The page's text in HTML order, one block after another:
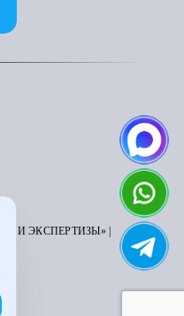
И ЭКСПЕРТИЗЫ» |